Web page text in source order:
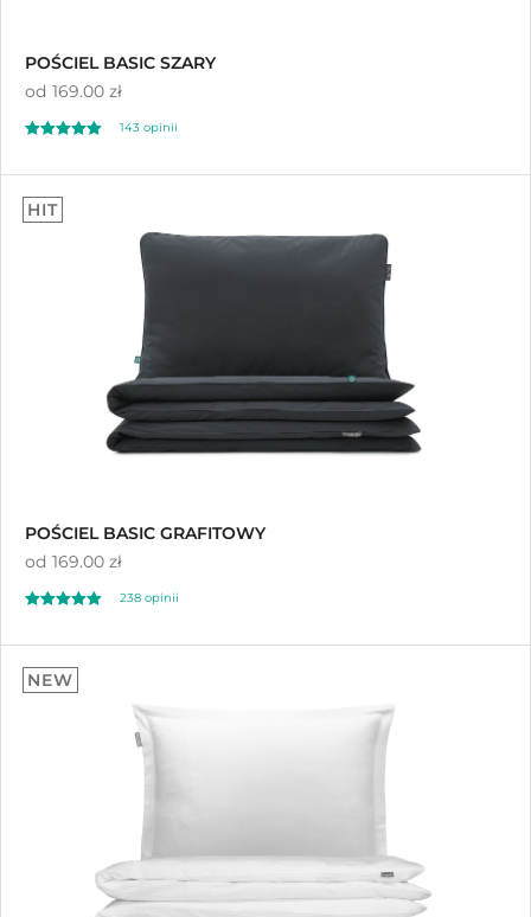
POŚCIEL BASIC SZARY
od 169.00 zł
na 5
143 opinii
HIT
POŚCIEL BASIC GRAFITOWY
od 169.00 zł
na 5
238 opinii
NEW